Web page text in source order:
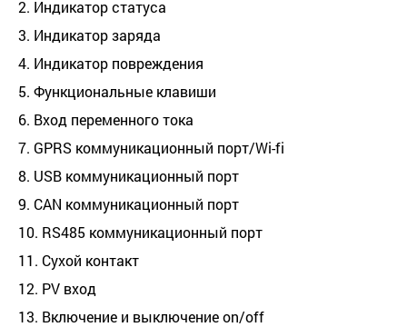
2. Индикатор статуса
3. Индикатор заряда
4. Индикатор повреждения
5. Функциональные клавиши
6. Вход переменного тока
7. GPRS коммуникационный порт/Wi-fi
8. USB коммуникационный порт
9. CAN коммуникационный порт
10. RS485 коммуникационный порт
11. Сухой контакт
12. PV вход
13. Включение и выключение on/off